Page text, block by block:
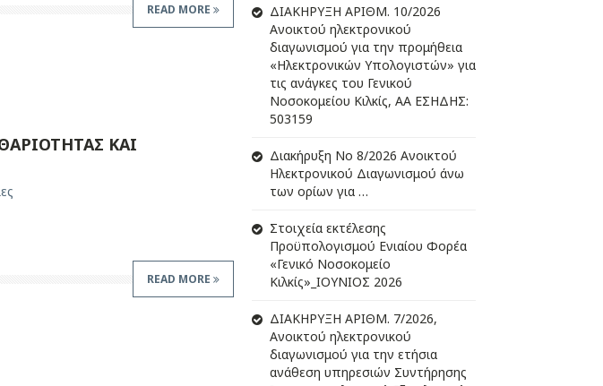
READ MORE
ΚΑΙ
READ MORE
ΔIΑΚΗΡΥΞΗ ΑΡIΘΜ. 10/2026
Ανοικτού ηλεκτρονικού
διαγωνισμού για την προμήθεια
«Ηλεκτρονικών Υπολογιστών» για
τις ανάγκες του Γενικού
Νοσοκομείου Κιλκίς, ΑΑ ΕΣΗΔΗΣ:
503159
Διακήρυξη Νο 8/2026 Ανοικτού
Ηλεκτρονικού Διαγωνισμού άνω
των ορίων για …
Στοιχεία εκτέλεσης
Προϋπολογισμού Ενιαίου Φορέα
«Γενικό Νοσοκομείο
Κιλκίς»_ΙΟΥΝΙΟΣ 2026
ΔIΑΚΗΡΥΞΗ ΑΡIΘΜ. 7/2026,
Ανοικτού ηλεκτρονικού
διαγωνισμού για την ετήσια
ανάθεση υπηρεσιών Συντήρησης